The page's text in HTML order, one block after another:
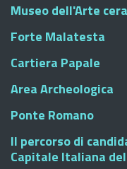
Museo dell'Arte
Forte Malatesta
Cartiera Papale
Area Archeologica
Ponte Romano
Il percorso di
Capitale Italiana